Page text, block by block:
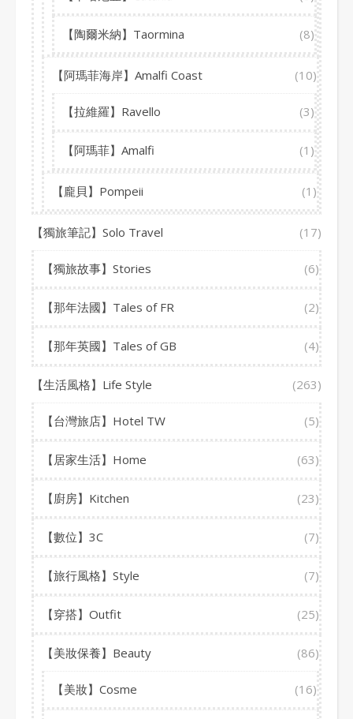
【陶爾米納】Taormina (8)
【阿瑪菲海岸】Amalfi Coast (10)
【拉維羅】Ravello (3)
【阿瑪菲】Amalfi (1)
【龐貝】Pompeii (1)
【獨旅筆記】Solo Travel (17)
【獨旅故事】Stories (6)
【那年法國】Tales of FR (2)
【那年英國】Tales of GB (4)
【生活風格】Life Style (263)
【台灣旅店】Hotel TW (5)
【居家生活】Home (63)
【廚房】Kitchen (23)
【數位】3C (7)
【旅行風格】Style (7)
【穿搭】Outfit (25)
【美妝保養】Beauty (86)
【美妝】Cosme (16)